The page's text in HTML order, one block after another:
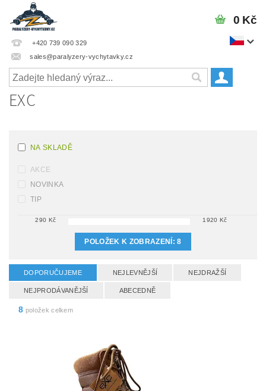
+420 739 090 329
sales@paralyzery-vychytavky.cz
0 Kč
EXC
NA SKLADĚ
AKCE
NOVINKA
TIP
290 Kč 1920 Kč
POLOŽEK K ZOBRAZENÍ:8
DOPORUČUJEME NEJLEVNĚJŠÍ NEJDRAŽŠÍ
NEJPRODÁVANĚJŠÍ ABECEDNĚ
8 položek celkem